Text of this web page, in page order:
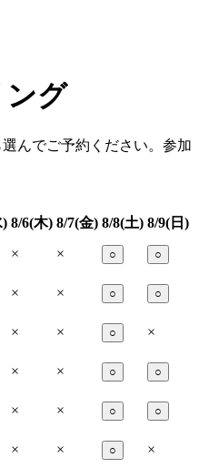
ング
んでご予約ください。参加
) 8/6(木) 8/7(金) 8/8(土) 8/9(日)
× × ○ ○
× × ○ ○
× × ○
×
× × ○ ○
× × ○ ○
× × ○
×